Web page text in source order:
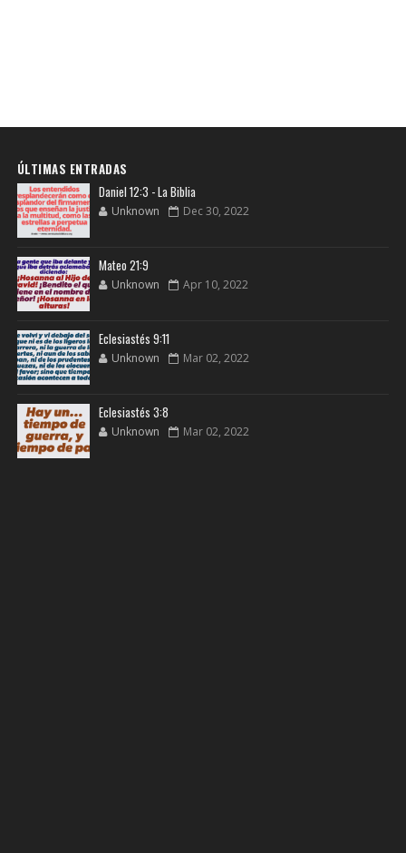
ÚLTIMAS ENTRADAS
Daniel 12:3 - La Biblia
Unknown Dec 30, 2022
Mateo 21:9
Unknown Apr 10, 2022
Eclesiastés 9:11
Unknown Mar 02, 2022
Eclesiastés 3:8
Unknown Mar 02, 2022